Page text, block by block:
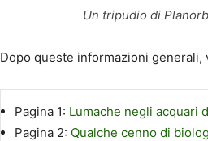
Un tripudio di
Dopo queste informazioni
Pagina 1: Lumache negli acquari
Pagina 2: Qualche cenno di